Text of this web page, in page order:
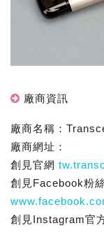
廠商資訊
廠商名稱：
廠商網址：
創見官網
創見Facebook粉
創見Instagram官